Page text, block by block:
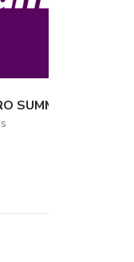
SUMMIT 2023